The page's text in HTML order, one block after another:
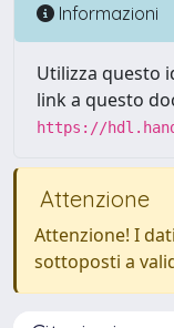
Informazioni
Utilizza questo
link a questo
https://
Attenzione
Attenzione! I
sottoposti a